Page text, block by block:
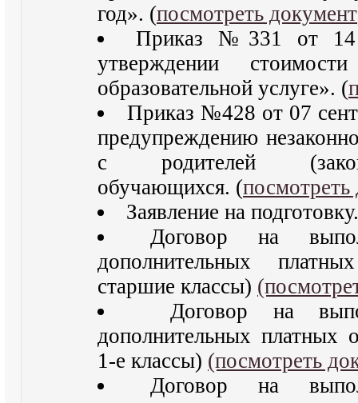
год». (посмотреть документ
Приказ №331 от 14
утверждении
образовательной услуге». (
Приказ №428 от 07
предупреждению
с родителей
обучающихся. (посмотреть
Заявление на
Договор на
дополнительных
старшие классы)
Договор на
дополнительных платных
1-е классы) (посмотреть
Договор на